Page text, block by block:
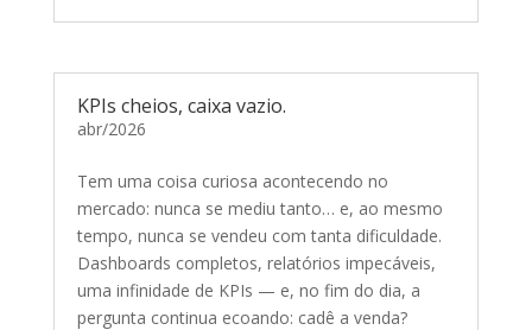
KPIs cheios, caixa vazio.
abr/2026
Tem uma coisa curiosa acontecendo no
mercado: nunca se mediu tanto… e, ao mesmo
tempo, nunca se vendeu com tanta dificuldade.
Dashboards completos, relatórios impecáveis,
uma infinidade de KPIs — e, no fim do dia, a
pergunta continua ecoando: cadê a venda?